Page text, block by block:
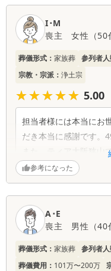
I･M
喪主
女性 （50
葬儀形式： 家族葬 参列者人
宗教・宗派： 浄土宗
★★★★★
★★★★★ 5.00
担当者様には本当にお
だき本当に感謝です。
また、ティア大阪狭山
がとうございました。
参考になった
A･E
喪主
男性 （40
葬儀形式： 家族葬 参列者人
葬儀費用： 101万〜200万